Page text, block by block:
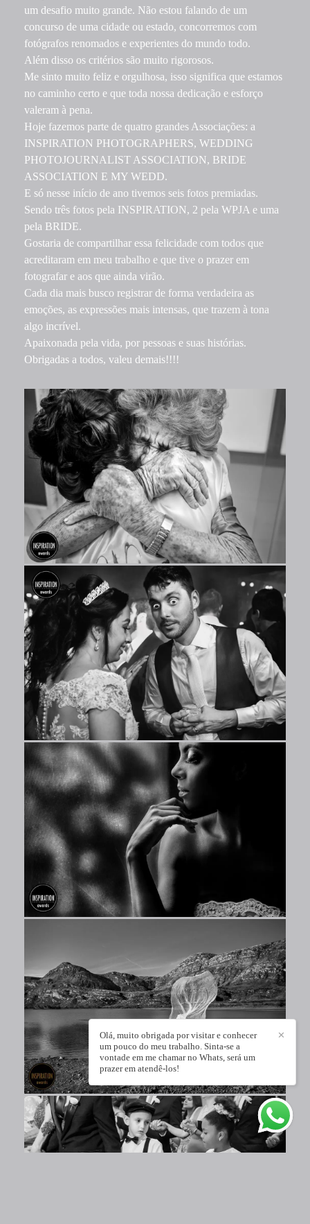
um desafio muito grande. Não estou falando de um
concurso de uma cidade ou estado, concorremos com
fotógrafos renomados e experientes do mundo todo.
Além disso os critérios são muito rigorosos.
Me sinto muito feliz e orgulhosa, isso significa que estamos
no caminho certo e que toda nossa dedicação e esforço
valeram à pena.
Hoje fazemos parte de quatro grandes Associações: a
INSPIRATION PHOTOGRAPHERS, WEDDING
PHOTOJOURNALIST ASSOCIATION, BRIDE
ASSOCIATION E MY WEDD.
E só nesse início de ano tivemos seis fotos premiadas.
Sendo três fotos pela INSPIRATION, 2 pela WPJA e uma
pela BRIDE.
Gostaria de compartilhar essa felicidade com todos que
acreditaram em meu trabalho e que tive o prazer em
fotografar e aos que ainda virão.
Cada dia mais busco registrar de forma verdadeira as
emoções, as expressões mais intensas, que trazem à tona
algo incrível.
Apaixonada pela vida, por pessoas e suas histórias.
Obrigadas a todos, valeu demais!!!!
✕
Olá, muito obrigada por visitar e conhecer
um pouco do meu trabalho. Sinta-se a
vontade em me chamar no Whats, será um
prazer em atendê-los!